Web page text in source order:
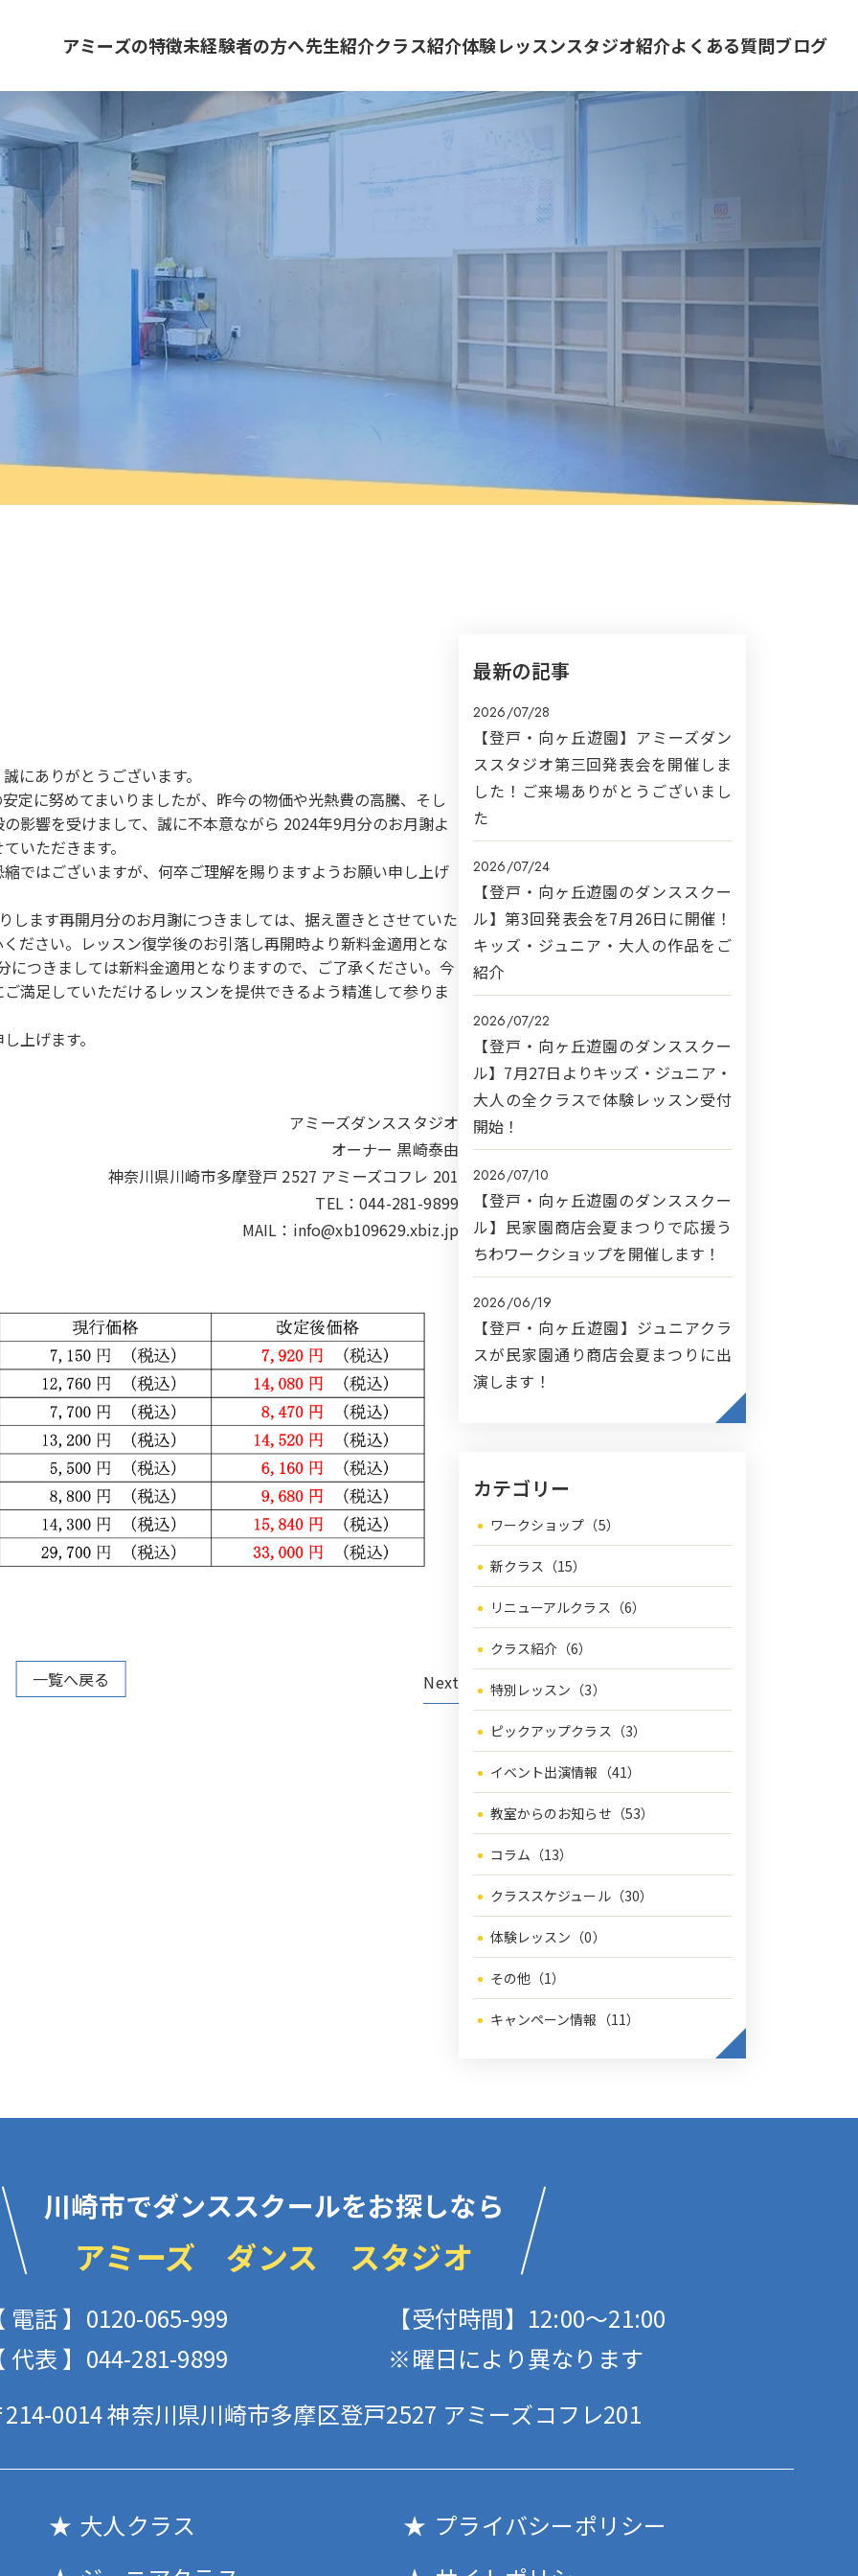
アミーズの特徴未経験者の方へ先生紹介クラス紹介体験レッスンスタジオ紹介よくある質問ブログ
にありがとうございます。
定に努めてまいりましたが、昨今の物価や光熱費の高騰、そし
影響を受けまして、誠に不本意ながら 2024年9月分のお月謝よ
いただきます。
ではございますが、何卒ご理解を賜りますようお願い申し上げ
します再開月分のお月謝につきましては、据え置きとさせていた
ださい。レッスン復学後のお引落し再開時より新料金適用とな
つきましては新料金適用となりますので、ご了承ください。今
満足していただけるレッスンを提供できるよう精進して参りま
上げます。
アミーズダンススタジオ
オーナー 黒崎泰由
神奈川県川崎市多摩登戸 2527 アミーズコフレ 201
TEL：044-281-9899
MAIL：info@xb109629.xbiz.jp
一覧へ戻る Next
最新の記事
2026/07/28
【登戸・向ヶ丘遊園】アミーズダン
ススタジオ第三回発表会を開催しま
した！ご来場ありがとうございまし
た
2026/07/24
【登戸・向ヶ丘遊園のダンススクー
ル】第3回発表会を7月26日に開催！
キッズ・ジュニア・大人の作品をご
紹介
2026/07/22
【登戸・向ヶ丘遊園のダンススクー
ル】7月27日よりキッズ・ジュニア・
大人の全クラスで体験レッスン受付
開始！
2026/07/10
【登戸・向ヶ丘遊園のダンススクー
ル】民家園商店会夏まつりで応援う
ちわワークショップを開催します！
2026/06/19
【登戸・向ヶ丘遊園】ジュニアクラ
スが民家園通り商店会夏まつりに出
演します！
カテゴリー
ワークショップ（5）
新クラス（15）
リニューアルクラス（6）
クラス紹介（6）
特別レッスン（3）
ピックアップクラス（3）
イベント出演情報（41）
教室からのお知らせ（53）
コラム（13）
クラススケジュール（30）
体験レッスン（0）
その他（1）
キャンペーン情報（11）
川崎市でダンススクールをお探しなら
アミーズ ダンス スタジオ
電話 】0120-065-999
代表 】044-281-9899
【受付時間】12:00〜21:00
※曜日により異なります
214-0014神奈川県川崎市多摩区登戸2527 アミーズコフレ201
大人クラス
プライバシーポリシー